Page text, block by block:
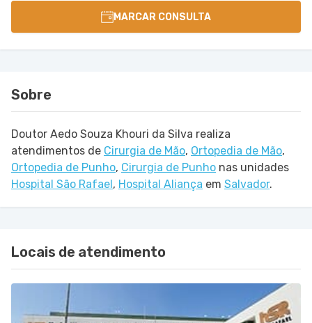
MARCAR CONSULTA
Sobre
Doutor Aedo Souza Khouri da Silva realiza
atendimentos de Cirurgia de Mão, Ortopedia de Mão,
Ortopedia de Punho, Cirurgia de Punho nas unidades
Hospital São Rafael, Hospital Aliança em Salvador.
Locais de atendimento